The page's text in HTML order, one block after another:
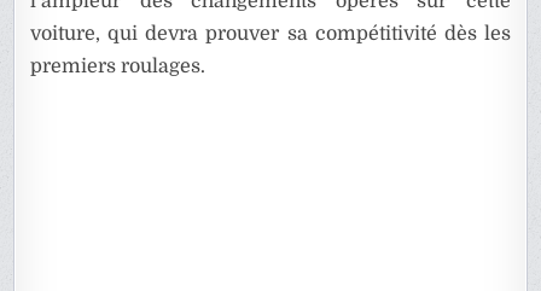
voiture, qui devra prouver sa compétitivité dès les
premiers roulages.